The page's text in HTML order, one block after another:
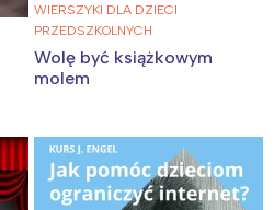
WIERSZYKI DLA DZIECI
PRZEDSZKOLNYCH
Wolę być książkowym
molem